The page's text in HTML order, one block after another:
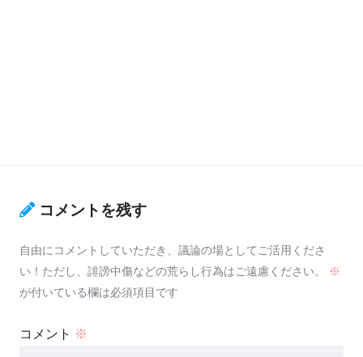
コメントを残す
自由にコメントしていただき、議論の場としてご活用くださ
い！ただし、誹謗中傷などの荒らし行為はご遠慮ください。
※
が付いている欄は必須項目です
コメント ※